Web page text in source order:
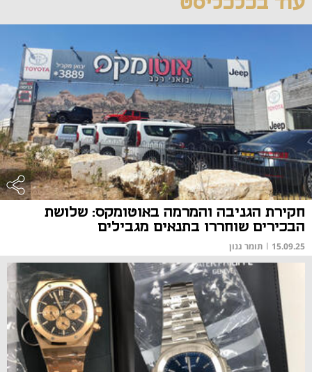
חקירת הגניבה והמרמה באוטומקס: שלושת
הבכירים שוחררו בתנאים מגבילים
15.09.25
| תומר גנון